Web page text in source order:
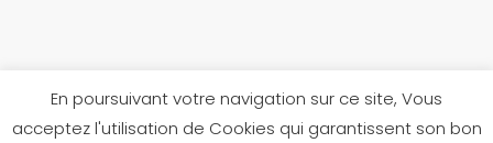
Réalisé par Jules TexierpourScarpe Di Béné
En poursuivant votre navigation sur ce site, Vous
acceptez l'utilisation de Cookies qui garantissent son bon